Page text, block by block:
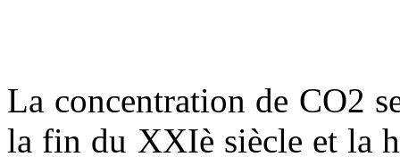
La concentration de CO2
la fin du XXIè siècle et la